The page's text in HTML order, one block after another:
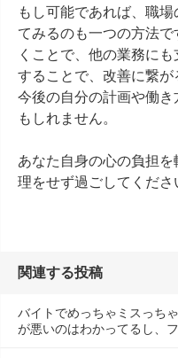
もし可能であれば、職
てみるのも一つの方法
くことで、他の業務に
することで、改善に繋が
今後の自分の計画や働
もしれません。
あなた自身の心の負担
理をせず過ごしてくださ
関連する投稿
バイトでめっちゃミスっち
が悪いのはわかってるし、